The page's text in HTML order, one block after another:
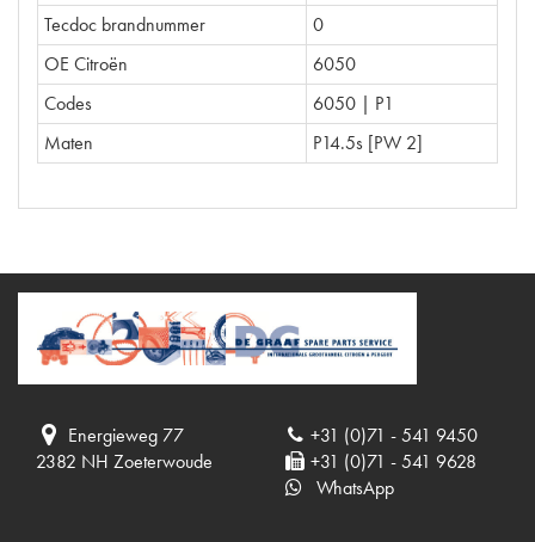
Tecdoc brandnummer
0
OE Citroën
6050
Codes
6050 | P1
Maten
P14.5s [PW 2]
Energieweg 77
2382 NH Zoeterwoude
+31 (0)71 - 541 9450
+31 (0)71 - 541 9628
WhatsApp